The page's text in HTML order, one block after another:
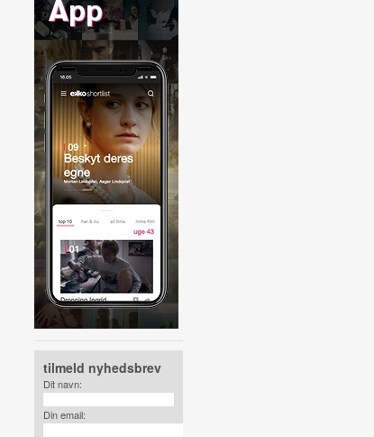
tilmeld nyhedsbrev
Dit navn:
Din email: